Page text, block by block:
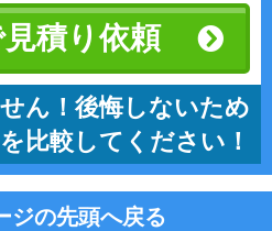
積り依頼
ん！後悔しないため
比較してください！
ジの先頭へ戻る